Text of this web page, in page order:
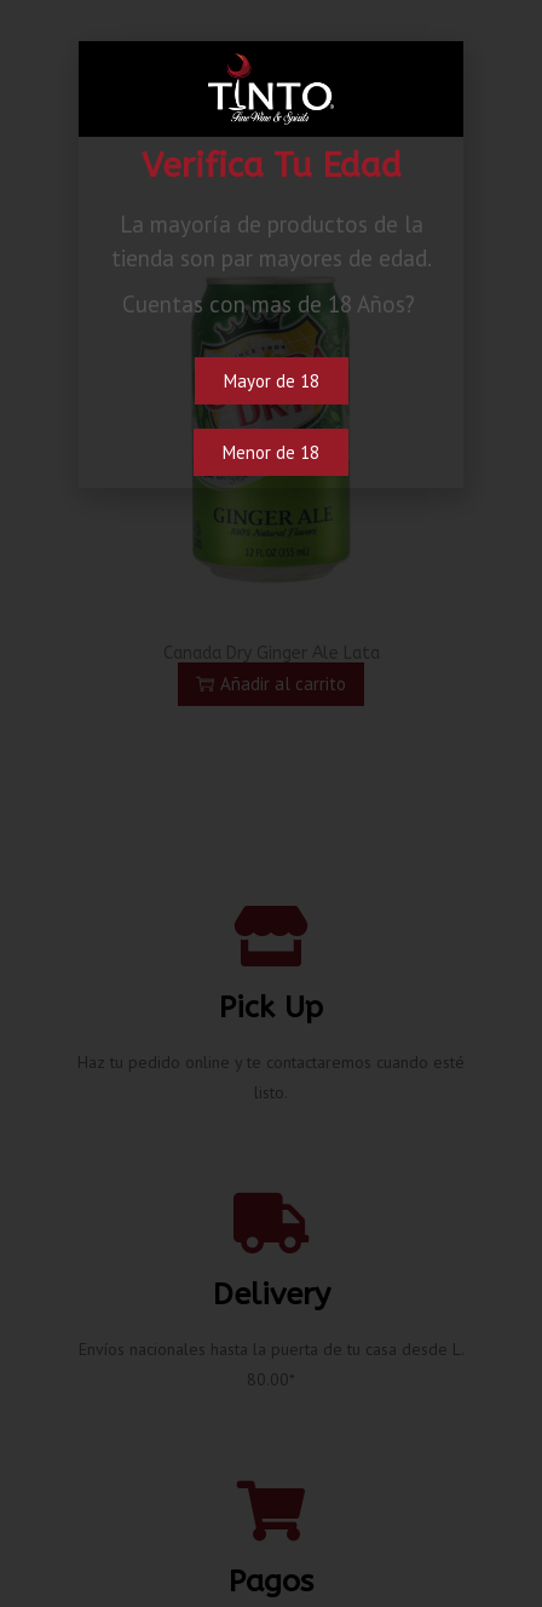
Banana Tropical
Añadir al carrito
Añadir al carrito
Pick Up
Haz tu pedido online y te contactaremos cuando esté
listo.
Delivery
Envíos nacionales hasta la puerta de tu casa desde L.
80.00*
Pagos
Verifica Tu Edad
La mayoría de productos de la
tienda son par mayores de edad.
Cuentas con mas de 18 Años?
Mayor de 18
Menor de 18